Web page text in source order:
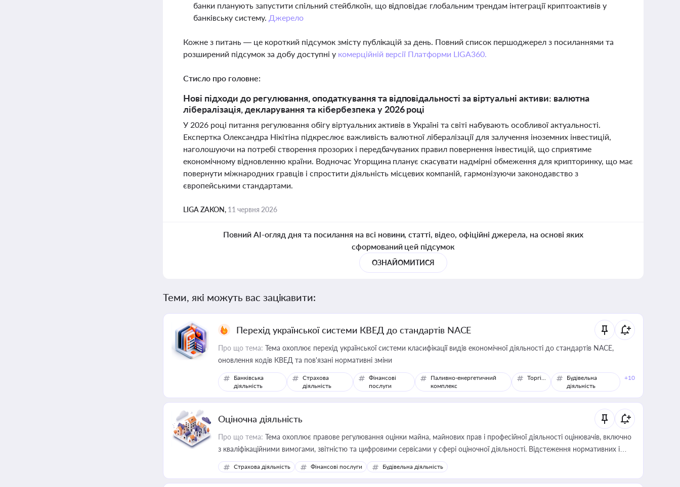
банки планують запустити спільний стейблкоїн, що відповідає глобальним трендам інтеграції криптоактивів у
банківську систему. Джерело
Кожне з питань — це короткий підсумок змісту публікацій за день. Повний список першоджерел з посиланнями та
розширений підсумок за добу доступні у комерційній версії Платформи LIGA360.
Стисло про головне:
Нові підходи до регулювання, оподаткування та відповідальності за віртуальні активи: валютна
лібералізація, декларування та кібербезпека у 2026 році
У 2026 році питання регулювання обігу віртуальних активів в Україні та світі набувають особливої актуальності.
Експертка Олександра Нікітіна підкреслює важливість валютної лібералізації для залучення іноземних інвестицій,
наголошуючи на потребі створення прозорих і передбачуваних правил повернення інвестицій, що сприятиме
економічному відновленню країни. Водночас Угорщина планує скасувати надмірні обмеження для крипторинку, що має
повернути міжнародних гравців і спростити діяльність місцевих компаній, гармонізуючи законодавство з
європейськими стандартами.
LIGA ZAKON, 11 червня 2026
Повний AI-огляд дня та посилання на всі новини, статті, відео, офіційні джерела, на основі яких
сформований цей підсумок
ОЗНАЙОМИТИСЯ
Теми, які можуть вас зацікавити:
Перехід української системи КВЕД до стандартів NACE
Про що тема: Тема охоплює перехід української системи класифікації видів економічної діяльності до стандартів NACE,
оновлення кодів КВЕД та пов'язані нормативні зміни
Банківська
діяльність
Страхова
діяльність
Фінансові
послуги
Паливно-енергетичний
комплекс
Торгівля
Будівельна
діяльність
+10
Оціночна діяльність
Про що тема: Тема охоплює правове регулювання оцінки майна, майнових прав і професійної діяльності оцінювачів, включно
з кваліфікаційними вимогами, звітністю та цифровими сервісами у сфері оціночної діяльності. Відстеження нормативних і
медійних змін у цій сфері корисне для власника бізнесу, керівника, юриста або бухгалтера під час оподаткування,
приватизації, оренди державного майна, корпоративних угод і перевірки статусу суб'єктів оціночної діяльності
Страхова діяльність Фінансові послуги Будівельна діяльність